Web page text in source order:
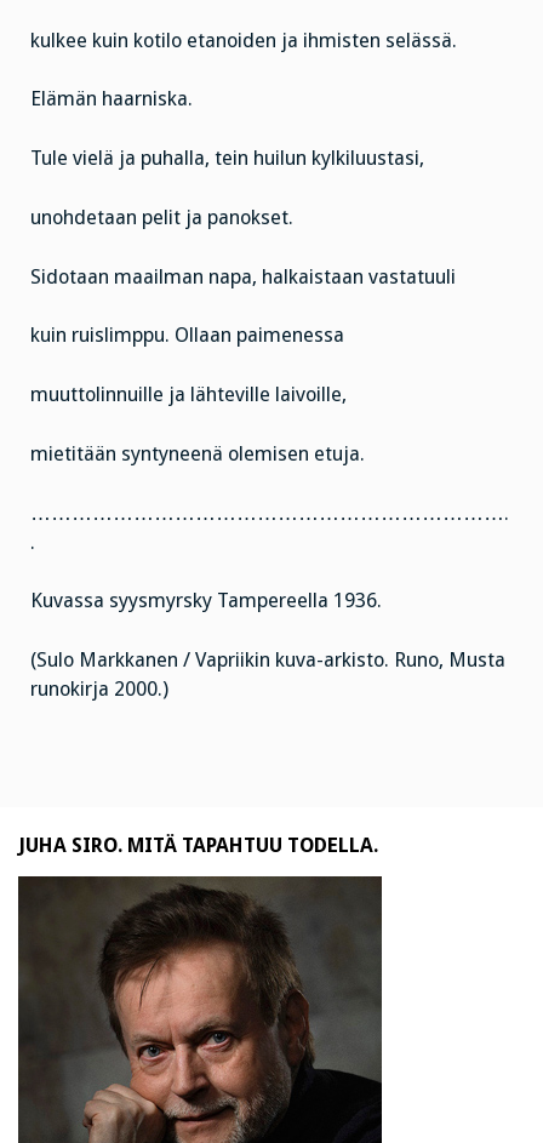
kulkee kuin kotilo etanoiden ja ihmisten selässä.
Elämän haarniska.
Tule vielä ja puhalla, tein huilun kylkiluustasi,
unohdetaan pelit ja panokset.
Sidotaan maailman napa, halkaistaan vastatuuli
kuin ruislimppu. Ollaan paimenessa
muuttolinnuille ja lähteville laivoille,
mietitään syntyneenä olemisen etuja.
…………………………………………………………….
.
Kuvassa syysmyrsky Tampereella 1936.
(Sulo Markkanen / Vapriikin kuva-arkisto. Runo, Musta
runokirja 2000.)
JUHA SIRO. MITÄ TAPAHTUU TODELLA.